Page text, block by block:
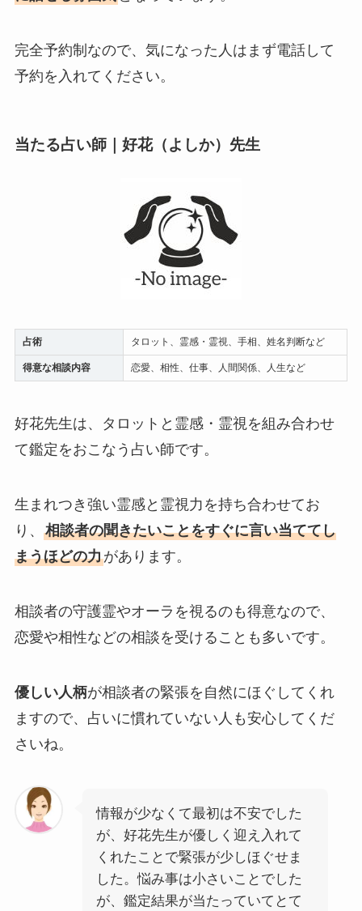
完全予約制なので、気になった人はまず電話して
予約を入れてください。
当たる占い師｜好花（よしか）先生
占術 タロット、霊感・霊視、手相、姓名判断など
得意な相談内容 恋愛、相性、仕事、人間関係、人生など
好花先生は、タロットと霊感・霊視を組み合わせ
て鑑定をおこなう占い師です。
生まれつき強い霊感と霊視力を持ち合わせてお
り、 相談者の聞きたいことをすぐに言い当ててし
まうほどの力があります。
相談者の守護霊やオーラを視るのも得意なので、
恋愛や相性などの相談を受けることも多いです。
優しい人柄が相談者の緊張を自然にほぐしてくれ
ますので、占いに慣れていない人も安心してくだ
さいね。
情報が少なくて最初は不安でした
が、好花先生が優しく迎え入れて
くれたことで緊張が少しほぐせま
した。悩み事は小さいことでした
が、鑑定結果が当たっていてとて